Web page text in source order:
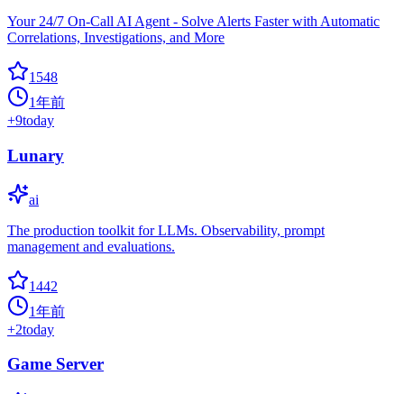
Your 24/7 On-Call AI Agent - Solve Alerts Faster with Automatic
Correlations, Investigations, and More
1548
1年前
+9today
Lunary
ai
The production toolkit for LLMs. Observability, prompt
management and evaluations.
1442
1年前
+2today
Game Server